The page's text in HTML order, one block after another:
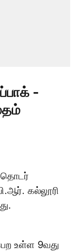
-
தொடர்
கல்லூரி
உள்ள 9வது